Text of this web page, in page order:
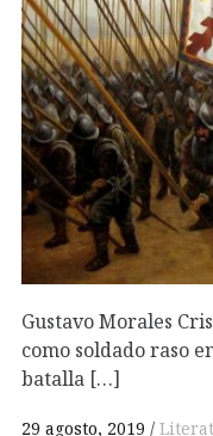
Gustavo Morales
como soldado raso
batalla […]
29 agosto, 2019